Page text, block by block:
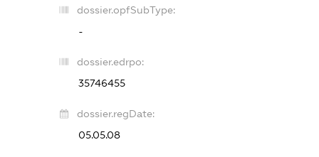
dossier.opfSubType:
-
dossier.edrpo:
35746455
dossier.regDate:
05.05.08